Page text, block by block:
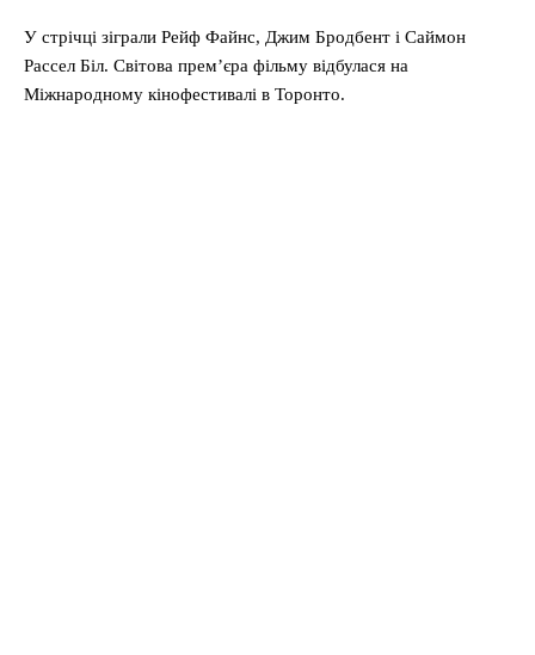
У стрічці зіграли Рейф Файнс, Джим Бродбент і Саймон
Рассел Біл. Світова прем’єра фільму відбулася на
Міжнародному кінофестивалі в Торонто.